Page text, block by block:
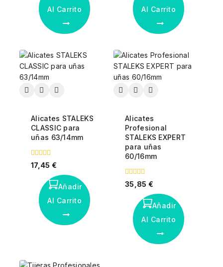
Al Carrito
Al Carrito
Alicates STALEKS
CLASSIC para
uñas 63/14mm
0
fuera
17,45 €
Añadir
Al Carrito
Alicates
Profesional
STALEKS EXPERT
para uñas
60/16mm
0
fuera
35,85 €
Añadir
Al Carrito